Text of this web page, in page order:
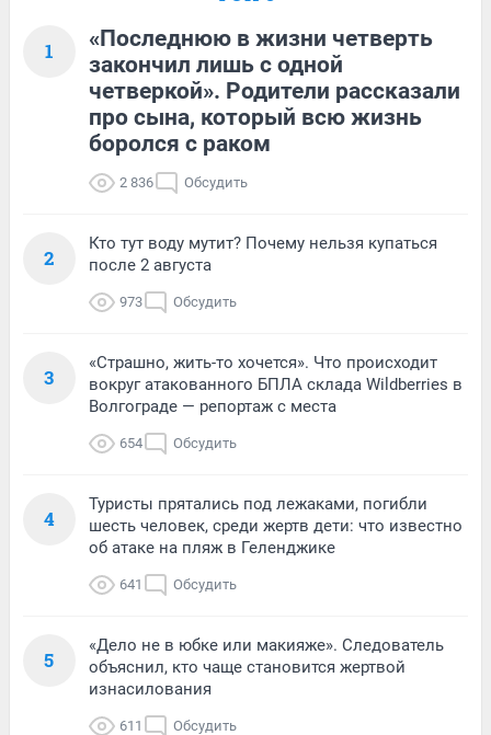
1
«Последнюю в жизни четверть
закончил лишь с одной
четверкой». Родители рассказали
про сына, который всю жизнь
боролся с раком
2 836 Обсудить
2
Кто тут воду мутит? Почему нельзя купаться
после 2 августа
973 Обсудить
3
«Страшно, жить-то хочется». Что происходит
вокруг атакованного БПЛА склада Wildberries в
Волгограде — репортаж с места
654 Обсудить
4
Туристы прятались под лежаками, погибли
шесть человек, среди жертв дети: что известно
об атаке на пляж в Геленджике
641 Обсудить
5
«Дело не в юбке или макияже». Следователь
объяснил, кто чаще становится жертвой
изнасилования
611 Обсудить